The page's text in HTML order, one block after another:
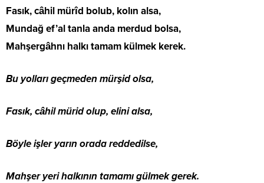
Fasık, câhil mürîd bolub, kolın alsa,
Mundağ ef’al tanla anda merdud bolsa,
Mahşergâhnı halkı tamam külmek kerek.
Bu yolları geçmeden mürşid olsa,
Fasık, câhil mürid olup, elini alsa,
Böyle işler yarın orada reddedilse,
Mahşer yeri halkının tamamı gülmek gerek.